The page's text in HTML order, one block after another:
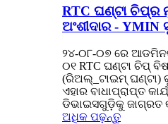
RTC ଘଣ୍ଟା ଚିପ୍‌ର
ଅଂଶୀଦାର - YMIN
୨୪-୦୮-୦୭ ରେ
୦୧ RTC ଘଣ୍ଟା ଚିପ୍
(ରିଅଲ୍_ଟାଇମ୍ ଘଣ୍ଟା)
ଏହାର ବାଧାପ୍ରାପ୍ତ
ଡିଭାଇସଗୁଡ଼ିକୁ ଜାଗ୍ରତ
ଅଧିକ ପଢ଼ନ୍ତୁ